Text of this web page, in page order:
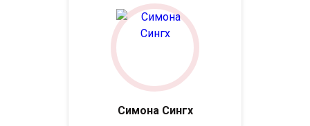
Симона Сингх